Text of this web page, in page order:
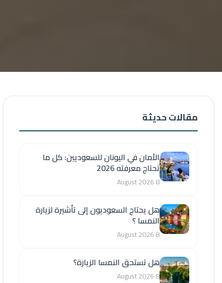
مقالات حديثة
الأمان في اليونان للسعوديين: كل ما
تحتاج معرفته 2026
8 August 2026
هل يحتاج السعوديون إلى تأشيرة لزيارة
النمسا ؟
8 August 2026
هل تستحق النمسا الزيارة؟
8 August 2026